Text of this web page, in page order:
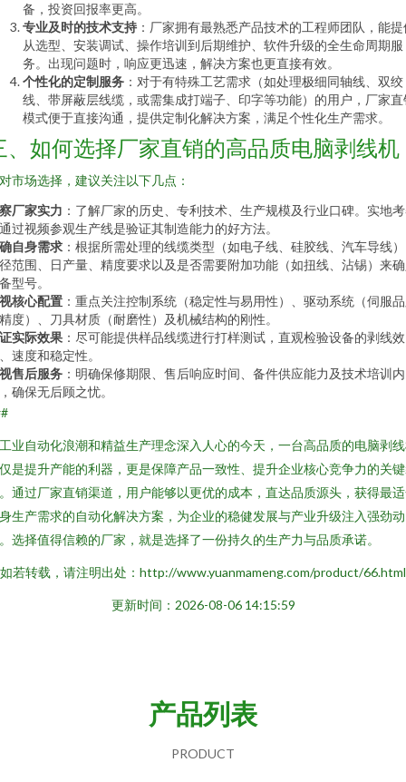
备，投资回报率更高。
专业及时的技术支持 ：厂家拥有最熟悉产品技术的工程师团队，能
从选型、安装调试、操作培训到后期维护、软件升级的全生命周期服
务。出现问题时，响应更迅速，解决方案也更直接有效。
个性化的定制服务 ：对于有特殊工艺需求（如处理极细同轴线、双绞
线、带屏蔽层线缆，或需集成打端子、印字等功能）的用户，厂家直
模式便于直接沟通，提供定制化解决方案，满足个性化生产需求。
、如何选择厂家直销的高品质电脑剥线机
市场选择，建议关注以下几点：
厂家实力 ：了解厂家的历史、专利技术、生产规模及行业口碑。实地
过视频参观生产线是验证其制造能力的好方法。
自身需求 ：根据所需处理的线缆类型（如电子线、硅胶线、汽车导线
范围、日产量、精度要求以及是否需要附加功能（如扭线、沾锡）来
型号。
核心配置 ：重点关注控制系统（稳定性与易用性）、驱动系统（伺服
度）、刀具材质（耐磨性）及机械结构的刚性。
实际效果 ：尽可能提供样品线缆进行打样测试，直观检验设备的剥线效
速度和稳定性。
售后服务 ：明确保修期限、售后响应时间、备件供应能力及技术培训内
确保无后顾之忧。
业自动化浪潮和精益生产理念深入人心的今天，一台高品质的电脑剥
是提升产能的利器，更是保障产品一致性、提升企业核心竞争力的关
通过厂家直销渠道，用户能够以更优的成本，直达品质源头，获得最
生产需求的自动化解决方案，为企业的稳健发展与产业升级注入强劲动
选择值得信赖的厂家，就是选择了一份持久的生产力与品质承诺。
如若转载，请注明出处：http://www.yuanmameng.com/product/66.html
更新时间：2026-08-06 14:15:59
产品列表
PRODUCT